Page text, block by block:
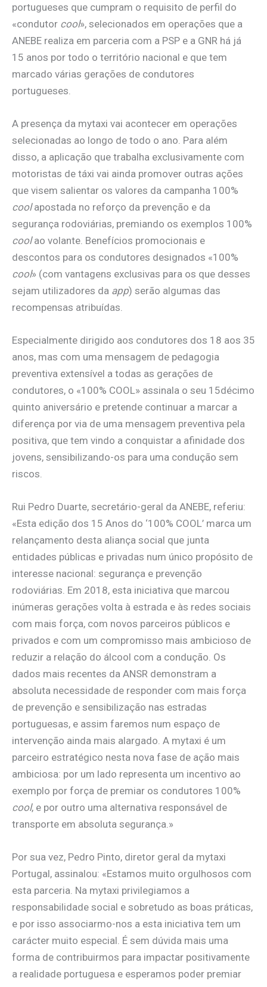
portugueses que cumpram o requisito de perfil do
«condutor cool», selecionados em operações que a
ANEBE realiza em parceria com a PSP e a GNR há já
15 anos por todo o território nacional e que tem
marcado várias gerações de condutores
portugueses.
A presença da mytaxi vai acontecer em operações
selecionadas ao longo de todo o ano. Para além
disso, a aplicação que trabalha exclusivamente com
motoristas de táxi vai ainda promover outras ações
que visem salientar os valores da campanha 100%
coolapostada no reforço da prevenção e da
segurança rodoviárias, premiando os exemplos 100%
coolao volante. Benefícios promocionais e
descontos para os condutores designados «100%
cool» (com vantagens exclusivas para os que desses
sejam utilizadores da app) serão algumas das
recompensas atribuídas.
Especialmente dirigido aos condutores dos 18 aos 35
anos, mas com uma mensagem de pedagogia
preventiva extensível a todas as gerações de
condutores, o «100% COOL» assinala o seu 15décimo
quinto aniversário e pretende continuar a marcar a
diferença por via de uma mensagem preventiva pela
positiva, que tem vindo a conquistar a afinidade dos
jovens, sensibilizando-os para uma condução sem
riscos.
Rui Pedro Duarte, secretário-geral da ANEBE, referiu:
«Esta edição dos 15 Anos do ‘100% COOL’ marca um
relançamento desta aliança social que junta
entidades públicas e privadas num único propósito de
interesse nacional: segurança e prevenção
rodoviárias. Em 2018, esta iniciativa que marcou
inúmeras gerações volta à estrada e às redes sociais
com mais força, com novos parceiros públicos e
privados e com um compromisso mais ambicioso de
reduzir a relação do álcool com a condução. Os
dados mais recentes da ANSR demonstram a
absoluta necessidade de responder com mais força
de prevenção e sensibilização nas estradas
portuguesas, e assim faremos num espaço de
intervenção ainda mais alargado. A mytaxi é um
parceiro estratégico nesta nova fase de ação mais
ambiciosa: por um lado representa um incentivo ao
exemplo por força de premiar os condutores 100%
cool, e por outro uma alternativa responsável de
transporte em absoluta segurança.»
Por sua vez, Pedro Pinto, diretor geral da mytaxi
Portugal, assinalou: «Estamos muito orgulhosos com
esta parceria. Na mytaxi privilegiamos a
responsabilidade social e sobretudo as boas práticas,
e por isso associarmo-nos a esta iniciativa tem um
carácter muito especial. É sem dúvida mais uma
forma de contribuirmos para impactar positivamente
a realidade portuguesa e esperamos poder premiar